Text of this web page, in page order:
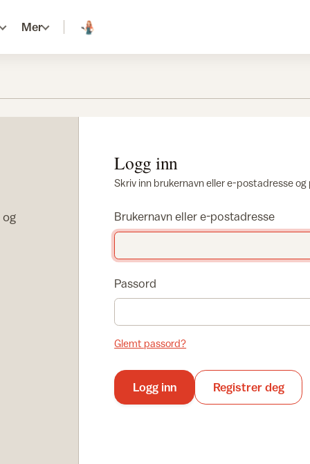
Mer
Logg inn
Skriv inn brukernavn eller e-postadresse
Brukernavn eller e-postadresse
Passord
Glemt passord?
Logg inn Registrer deg